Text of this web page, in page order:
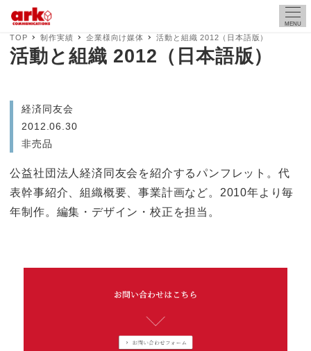
MENU
TOP 制作実績 企業様向け媒体 活動と組織 2012（日本語版）
活動と組織 2012（日本語版）
経済同友会
2012.06.30
非売品
公益社団法人経済同友会を紹介するパンフレット。代
表幹事紹介、組織概要、事業計画など。2010年より毎
年制作。編集・デザイン・校正を担当。